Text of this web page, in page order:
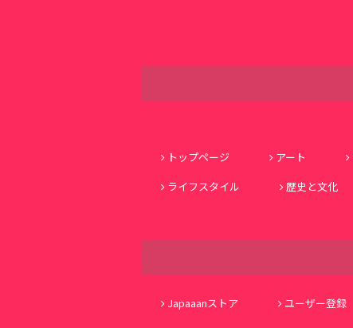
トップページ
アート
ライフスタイル
歴史と文化
Japaaanストア ユーザー登録